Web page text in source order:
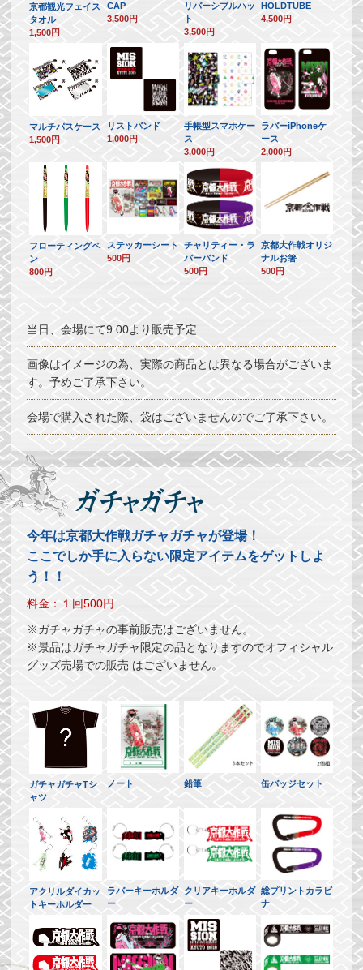
京都観光フェイス
タオル
1,500円
CAP
3,500円
リバーシブルハッ
ト
3,500円
HOLDTUBE
4,500円
マルチパスケース
1,500円
リストバンド
1,000円
手帳型スマホケー
ス
3,000円
ラバーiPhoneケ
ース
2,000円
フローティングペ
ン
800円
ステッカーシート
500円
チャリティー・ラ
バーバンド
500円
京都大作戦オリジ
ナルお箸
500円
当日、会場にて9:00より販売予定
画像はイメージの為、実際の商品とは異なる場合がございま
す。予めご了承下さい。
会場で購入された際、袋はございませんのでご了承下さい。
今年は京都大作戦ガチャガチャが登場！
ここでしか手に入らない限定アイテムをゲットしよ
う！！
料金：１回500円
※ガチャガチャの事前販売はございません。
※景品はガチャガチャ限定の品となりますのでオフィシャル
グッズ売場での販売 はございません。
ガチャガチャTシ
ャツ
ノート 鉛筆 缶バッジセット
アクリルダイカッ
トキーホルダー
ラバーキーホルダ
ー
クリアキーホルダ
ー
総プリントカラビ
ナ